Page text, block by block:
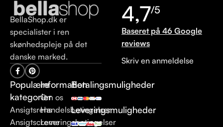
BellaShop.dk er
specialister i ren
skønhedspleje på det
danske marked.
Populære
kategorier
Ansigtsrens
Ansigtscreme
Information
Om os
Handelsbetingelser
Leveringsbetingelser
Betalingsmuligheder
Leveringsmuligheder
4,7/5
Baseret på 46 Google
reviews
Skriv en anmeldelse